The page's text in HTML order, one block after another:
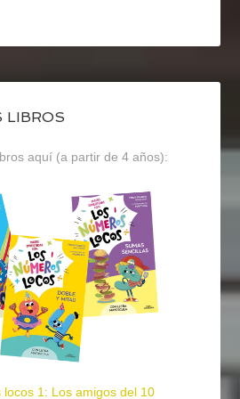
LIBROS
aquí (a partir de 4 años):
locos 1: Los amigos del 10